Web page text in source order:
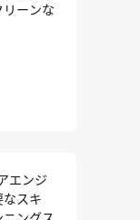
ーンな
エンジ
スキ